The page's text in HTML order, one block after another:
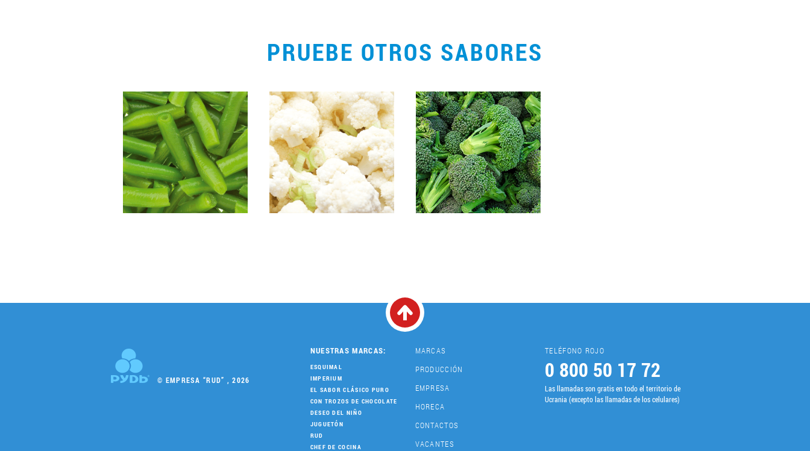
PRUEBE OTROS SABORES
© EMPRESA “RUD” , 2026
NUESTRAS MARCAS:
ESQUIMAL
IMPERIUM
EL SABOR CLÁSICO PURO
CON TROZOS DE CHOCOLATE
DESEO DEL NIÑO
JUGUETÓN
RUD
CHEF DE COCINA
MARCAS
PRODUCCIÓN
EMPRESA
HORECA
CONTACTOS
VACANTES
TELÉFONO ROJO
0 800 50 17 72
Las llamadas son gratis en todo el territorio de
Ucrania (excepto las llamadas de los celulares)